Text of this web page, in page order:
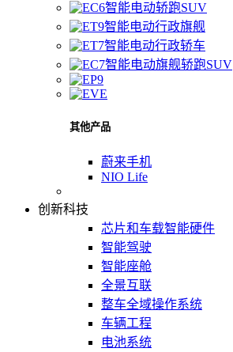
智能电动轿跑SUV
智能电动行政旗舰
智能电动行政轿车
智能电动旗舰轿跑SUV
其他产品
蔚来手机
NIO Life
创新科技
芯片和车载智能硬件
智能驾驶
智能座舱
全景互联
整车全域操作系统
车辆工程
电池系统